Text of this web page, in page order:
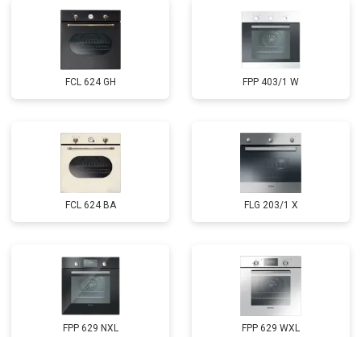
FCL 624 GH FPP 403/1 W
FCL 624 BA FLG 203/1 X
FPP 629 NXL FPP 629 WXL